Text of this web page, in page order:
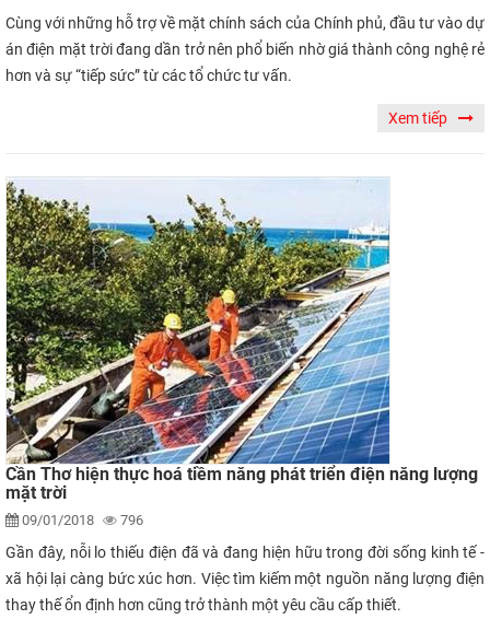
Cùng với những hỗ trợ về mặt chính sách của Chính phủ, đầu tư vào dự
án điện mặt trời đang dần trở nên phổ biến nhờ giá thành công nghệ rẻ
hơn và sự “tiếp sức” từ các tổ chức tư vấn.
Xem tiếp
Cần Thơ hiện thực hoá tiềm năng phát triển điện năng lượng
mặt trời
09/01/2018 796
Gần đây, nỗi lo thiếu điện đã và đang hiện hữu trong đời sống kinh tế -
xã hội lại càng bức xúc hơn. Việc tìm kiếm một nguồn năng lượng điện
thay thế ổn định hơn cũng trở thành một yêu cầu cấp thiết.